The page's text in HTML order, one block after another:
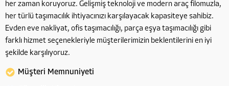
her zaman koruyoruz. Gelişmiş teknoloji ve modern araç filomuzla,
her türlü taşımacılık ihtiyacınızı karşılayacak kapasiteye sahibiz.
Evden eve nakliyat, ofis taşımacılığı, parça eşya taşımacılığı gibi
farklı hizmet seçenekleriyle müşterilerimizin beklentilerini en iyi
şekilde karşılıyoruz.
Müşteri Memnuniyeti